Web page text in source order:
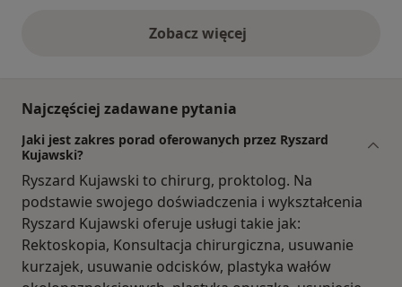
Zobacz więcejopinie powyżej
Najczęściej zadawane pytania
Jaki jest zakres porad oferowanych przez Ryszard
Kujawski?
Ryszard Kujawski to chirurg, proktolog. Na
podstawie swojego doświadczenia i wykształcenia
Ryszard Kujawski oferuje usługi takie jak:
Rektoskopia, Konsultacja chirurgiczna, usuwanie
kurzajek, usuwanie odcisków, plastyka wałów